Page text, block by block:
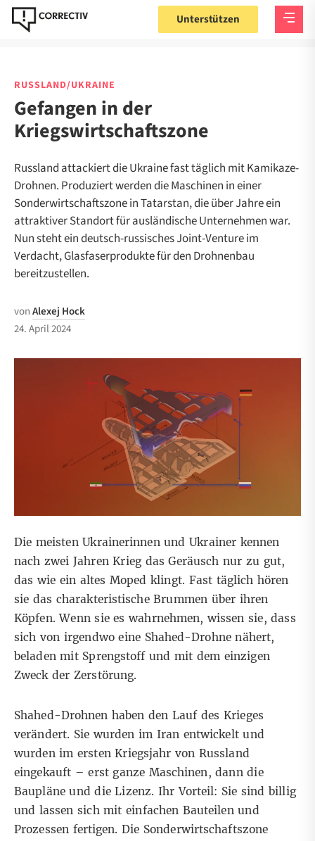
Unterstützen
RUSSLAND/UKRAINE
Gefangen in der
Kriegswirtschaftszone
Russland attackiert die Ukraine fast täglich mit Kamikaze-
Drohnen. Produziert werden die Maschinen in einer
Sonderwirtschaftszone in Tatarstan, die über Jahre ein
attraktiver Standort für ausländische Unternehmen war.
Nun steht ein deutsch-russisches Joint-Venture im
Verdacht, Glasfaserprodukte für den Drohnenbau
bereitzustellen.
vonAlexej Hock
24. April 2024
Die meisten Ukrainerinnen und Ukrainer kennen
nach zwei Jahren Krieg das Geräusch nur zu gut,
das wie ein altes Moped klingt. Fast täglich hören
sie das charakteristische Brummen über ihren
Köpfen. Wenn sie es wahrnehmen, wissen sie, dass
sich von irgendwo eine Shahed-Drohne nähert,
beladen mit Sprengstoff und mit dem einzigen
Zweck der Zerstörung.
Shahed-Drohnen haben den Lauf desKrieges
verändert. Sie wurden im Iran entwickelt und
wurden im ersten Kriegsjahr von Russland
eingekauft – erst ganze Maschinen, dann die
Baupläne und die Lizenz. Ihr Vorteil: Sie sind billig
und lassen sich mit einfachen Bauteilen und
Prozessen fertigen. Die Sonderwirtschaftszone